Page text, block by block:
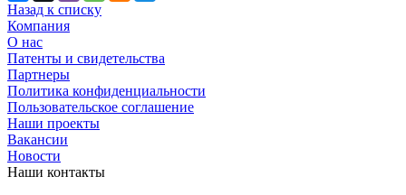
Назад к списку
Компания
О нас
Патенты и свидетельства
Партнеры
Политика конфиденциальности
Пользовательское соглашение
Наши проекты
Вакансии
Новости
Наши контакты